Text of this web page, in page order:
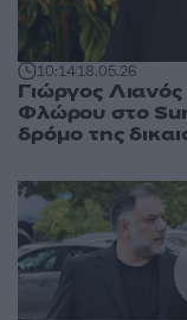
10:1418.05.26
Γιώργος
Φλώρου στο
δρόμο της